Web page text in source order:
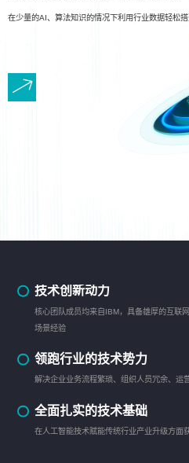
在少量的AI、算法知识的情况下利用行业数据轻松
技术创新动力
核心团队成员均来自IBM，具备雄厚的互联
场景经验
领跑行业的技术势力
解决企业业务流程繁琐、组织人员冗余、运
全面扎实的技术基础
在人工智能技术赋能传统行业产业升级方面